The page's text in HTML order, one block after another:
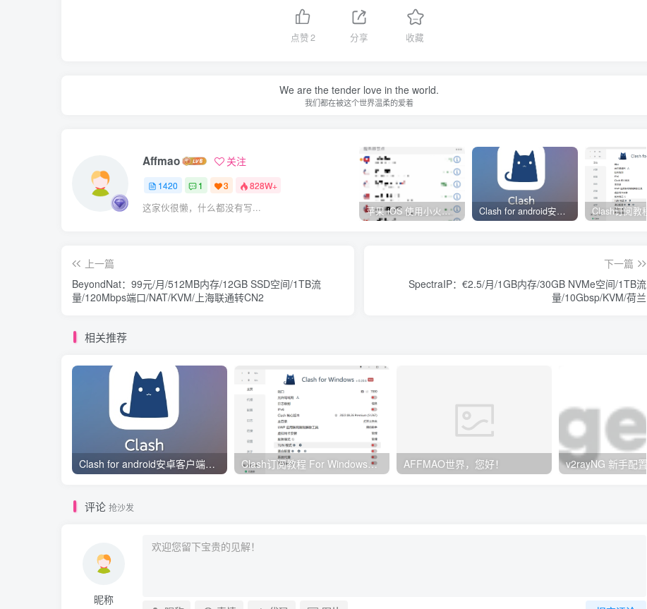
点赞2 分享 收藏
We are the tender love in the world.
我们都在被这个世界温柔的爱着
Affmao 关注
1420 1 3 828W+
这家伙很懒，什么都没有写... 苹果 iOS 使用小火箭(shadowrocket)新手教程 Clash for android安卓客户端保姆级新手使用教程
上一篇
BeyondNat：99元/月/512MB内存/12GB SSD空间/1TB流
量/120Mbps端口/NAT/KVM/上海联通转CN2
下一篇
SpectraIP：€2.5/月/1GB内存/30GB NVMe空间/1TB流
量/10Gbsp/KVM/荷兰
相关推荐
Clash for android安卓客户端保姆级新手使用教程 Clash订阅教程 For Windows中文使用图文教程 AFFMAO世界，您好！
评论 抢沙发
昵称